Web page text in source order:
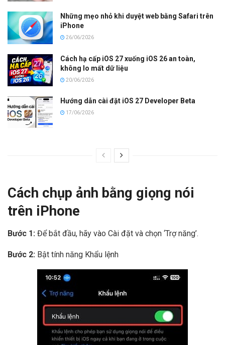
Những mẹo nhỏ khi duyệt web bằng Safari trên
iPhone
26/06/2026
Cách hạ cấp iOS 27 xuống iOS 26 an toàn,
không lo mất dữ liệu
20/06/2026
Hướng dẫn cài đặt iOS 27 Developer Beta
17/06/2026
Cách chụp ảnh bằng giọng nói
trên iPhone
Bước 1: Để bắt đầu, hãy vào Cài đặt và chọn ‘Trợ năng’.
Bước 2: Bật tính năng Khẩu lệnh